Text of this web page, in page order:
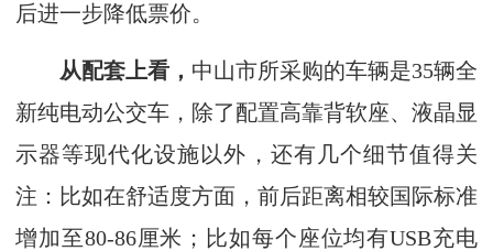
后进一步降低票价。
从配套上看， 中山市所采购的车辆是35辆全
新纯电动公交车，除了配置高靠背软座、液晶显
示器等现代化设施以外，还有几个细节值得关
注：比如在舒适度方面，前后距离相较国际标准
增加至80-86厘米；比如每个座位均有USB充电